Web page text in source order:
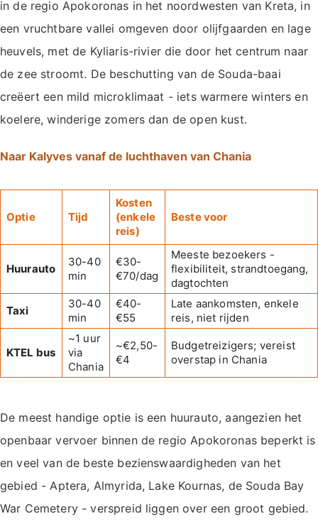
in de regio Apokoronas in het noordwesten van Kreta, in
een vruchtbare vallei omgeven door olijfgaarden en lage
heuvels, met de Kyliaris-rivier die door het centrum naar
de zee stroomt. De beschutting van de Souda-baai
creëert een mild microklimaat - iets warmere winters en
koelere, winderige zomers dan de open kust.
Naar Kalyves vanaf de luchthaven van Chania
Optie Tijd
Kosten
(enkele
reis)
Beste voor
Huurauto
30-40
min
€30-
€70/dag
Meeste bezoekers -
flexibiliteit, strandtoegang,
dagtochten
Taxi
30-40
min
€40-
€55
Late aankomsten, enkele
reis, niet rijden
KTEL bus
~1 uur
via
Chania
~€2,50-
€4
Budgetreizigers; vereist
overstap in Chania
De meest handige optie is een huurauto, aangezien het
openbaar vervoer binnen de regio Apokoronas beperkt is
en veel van de beste bezienswaardigheden van het
gebied - Aptera, Almyrida, Lake Kournas, de Souda Bay
War Cemetery - verspreid liggen over een groot gebied.